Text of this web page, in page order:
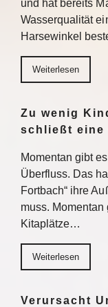
und hat bereits
Wasserqualität
Harsewinkel
Weiterlesen
Zu wenig
schließt eine
Momentan gibt
Überfluss. Das
Fortbach“ ihre
muss.
Kitaplätze…
Weiterlesen
Verursacht